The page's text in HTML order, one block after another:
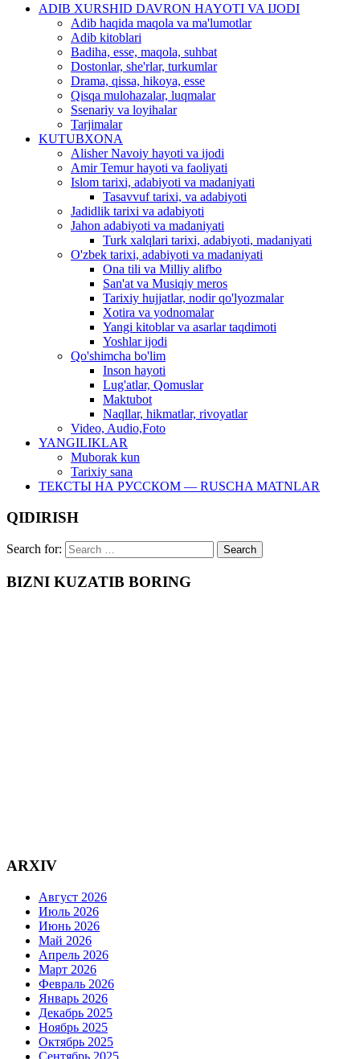
ADIB XURSHID DAVRON HAYOTI VA IJODI
Adib haqida maqola va ma'lumotlar
Adib kitoblari
Badiha, esse, maqola, suhbat
Dostonlar, she'rlar, turkumlar
Drama, qissa, hikoya, esse
Qisqa mulohazalar, luqmalar
Ssenariy va loyihalar
Tarjimalar
KUTUBXONA
Alisher Navoiy hayoti va ijodi
Amir Temur hayoti va faoliyati
Islom tarixi, adabiyoti va madaniyati
Tasavvuf tarixi, va adabiyoti
Jadidlik tarixi va adabiyoti
Jahon adabiyoti va madaniyati
Turk xalqlari tarixi, adabiyoti, madaniyati
O'zbek tarixi, adabiyoti va madaniyati
Ona tili va Milliy alifbo
San'at va Musiqiy meros
Tarixiy hujjatlar, nodir qo'lyozmalar
Xotira va yodnomalar
Yangi kitoblar va asarlar taqdimoti
Yoshlar ijodi
Qo'shimcha bo'lim
Inson hayoti
Lug'atlar, Qomuslar
Maktubot
Naqllar, hikmatlar, rivoyatlar
Video, Audio,Foto
YANGILIKLAR
Muborak kun
Tarixiy sana
ТЕКСТЫ НА РУССКОМ — RUSCHA MATNLAR
QIDIRISH
Search for:
BIZNI KUZATIB BORING
ARXIV
Август 2026
Июль 2026
Июнь 2026
Май 2026
Апрель 2026
Март 2026
Февраль 2026
Январь 2026
Декабрь 2025
Ноябрь 2025
Октябрь 2025
Сентябрь 2025